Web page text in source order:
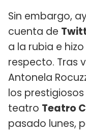
Sin embargo,
cuenta de
a la rubia e
respecto. Tras
Antonela
los
teatro Teatro
pasado lunes,